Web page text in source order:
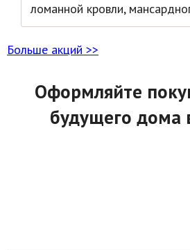
ломанной кровли,
Больше акций >>
Оформляйте
будущего дома